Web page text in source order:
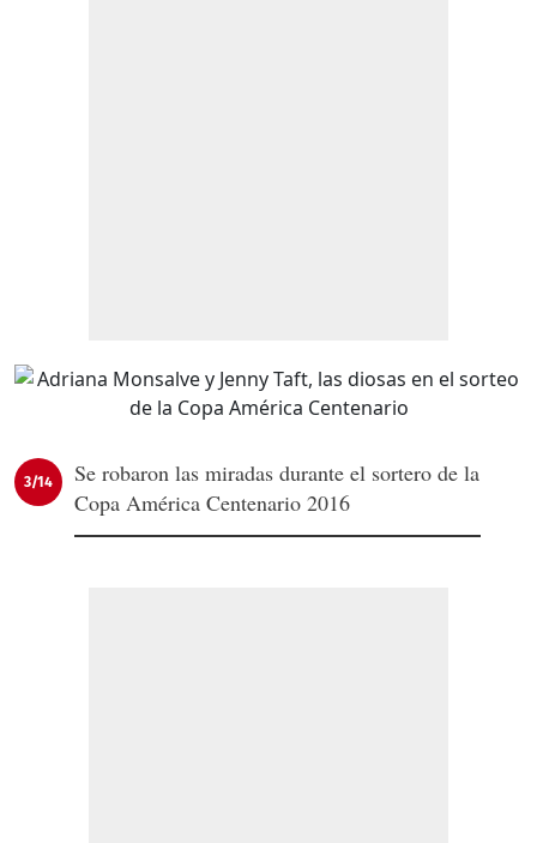
3/14
Se robaron las miradas durante el sortero de la
Copa América Centenario 2016